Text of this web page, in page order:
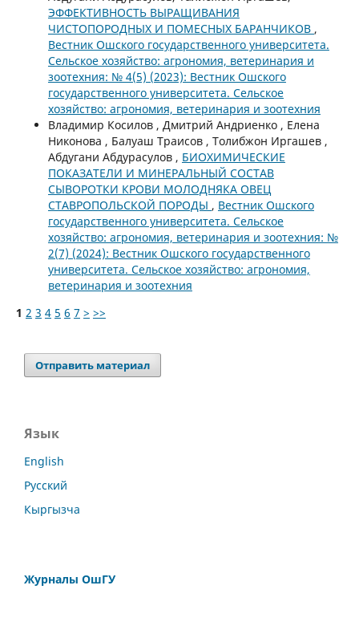
ЭФФЕКТИВНОСТЬ ВЫРАЩИВАНИЯ
ЧИСТОПОРОДНЫХ И ПОМЕСНЫХ БАРАНЧИКОВ ,
Вестник Ошского государственного университета.
Сельское хозяйство: агрономия, ветеринария и
зоотехния: № 4(5) (2023): Вестник Ошского
государственного университета. Сельское
хозяйство: агрономия, ветеринария и зоотехния
Владимир Косилов , Дмитрий Андриенко , Елена
Никонова , Балуаш Траисов , Толибжон Иргашев ,
Абдугани Абдурасулов , БИОХИМИЧЕСКИЕ
ПОКАЗАТЕЛИ И МИНЕРАЛЬНЫЙ СОСТАВ
СЫВОРОТКИ КРОВИ МОЛОДНЯКА ОВЕЦ
СТАВРОПОЛЬСКОЙ ПОРОДЫ , Вестник Ошского
государственного университета. Сельское
хозяйство: агрономия, ветеринария и зоотехния: №
2(7) (2024): Вестник Ошского государственного
университета. Сельское хозяйство: агрономия,
ветеринария и зоотехния
1 2 3 4 5 6 7 > >>
Отправить материал
Язык
English
Русский
Кыргызча
Журналы ОшГУ